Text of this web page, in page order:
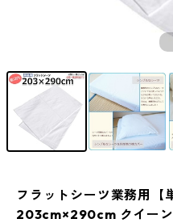
フラットシーツ業務用【
203cm×290cm クイーン